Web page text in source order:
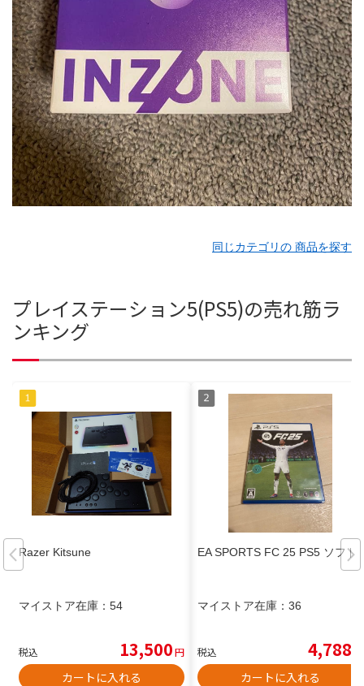
同じカテゴリの 商品を探す
プレイステーション5(PS5)の売れ筋ラ
ンキング
Razer Kitsune
マイストア在庫： 54
税込 13,500円
カートに入れる
EA SPORTS FC 25 PS5 ソフト
マイストア在庫： 36
税込 4,788
カートに入れる